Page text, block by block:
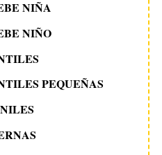
NIÑA
NIÑO
PEQUEÑAS